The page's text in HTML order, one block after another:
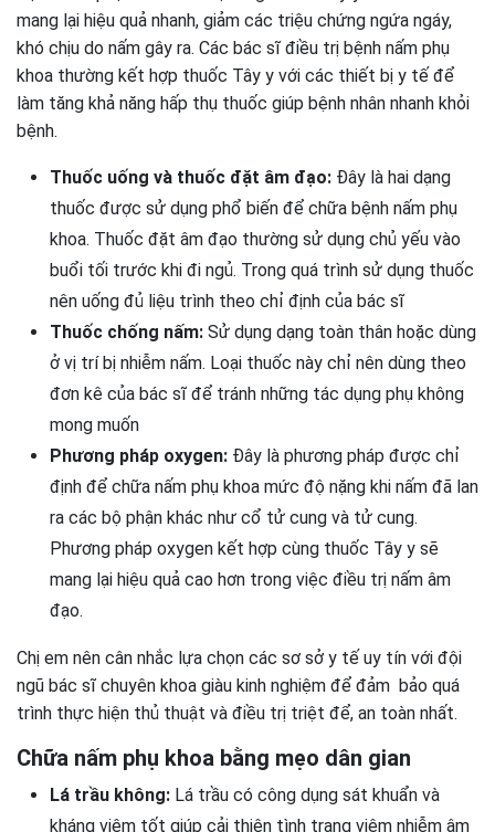
mang lại hiệu quả nhanh, giảm các triệu chứng ngứa ngáy,
khó chịu do nấm gây ra. Các bác sĩ điều trị bệnh nấm phụ
khoa thường kết hợp thuốc Tây y với các thiết bị y tế để
làm tăng khả năng hấp thụ thuốc giúp bệnh nhân nhanh khỏi
bệnh.
Thuốc uống và thuốc đặt âm đạo: Đây là hai dạng
thuốc được sử dụng phổ biến để chữa bệnh nấm phụ
khoa. Thuốc đặt âm đạo thường sử dụng chủ yếu vào
buổi tối trước khi đi ngủ. Trong quá trình sử dụng thuốc
nên uống đủ liệu trình theo chỉ định của bác sĩ
Thuốc chống nấm: Sử dụng dạng toàn thân hoặc dùng
ở vị trí bị nhiễm nấm. Loại thuốc này chỉ nên dùng theo
đơn kê của bác sĩ để tránh những tác dụng phụ không
mong muốn
Phương pháp oxygen: Đây là phương pháp được chỉ
định để chữa nấm phụ khoa mức độ nặng khi nấm đã lan
ra các bộ phận khác như cổ tử cung và tử cung.
Phương pháp oxygen kết hợp cùng thuốc Tây y sẽ
mang lại hiệu quả cao hơn trong việc điều trị nấm âm
đạo.
Chị em nên cân nhắc lựa chọn các sơ sở y tế uy tín với đội
ngũ bác sĩ chuyên khoa giàu kinh nghiệm để đảm bảo quá
trình thực hiện thủ thuật và điều trị triệt để, an toàn nhất.
Chữa nấm phụ khoa bằng mẹo dân gian
Lá trầu không: Lá trầu có công dụng sát khuẩn và
kháng viêm tốt giúp cải thiện tình trạng viêm nhiễm âm